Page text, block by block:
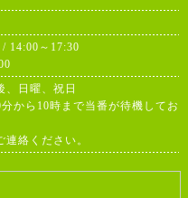
14:00～17:30
、日曜、祝日
から10時まで当番が待機してお
絡ください。